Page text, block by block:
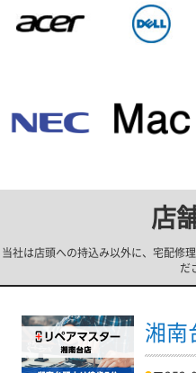
店
当社は店頭への持込み以外に、宅配修
だ
湘南